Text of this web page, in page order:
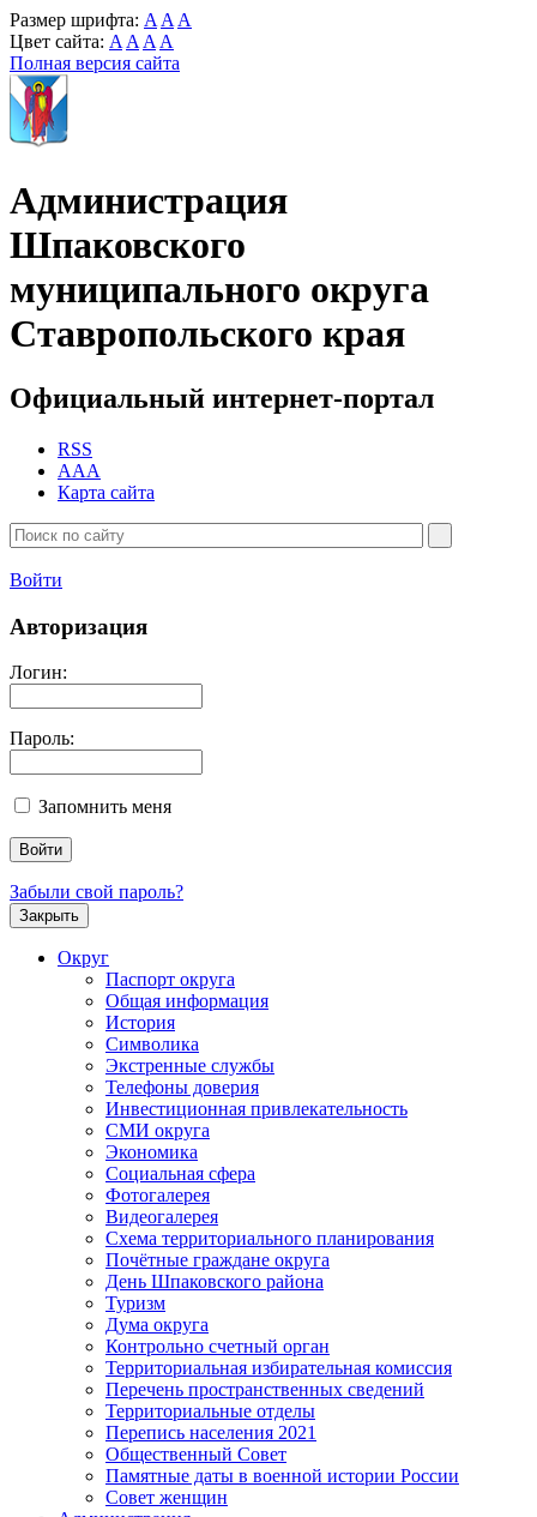
Размер шрифта: A A A
Цвет сайта: A A A A
Полная версия сайта
Администрация
Шпаковского
муниципального округа
Ставропольского края
Официальный интернет-портал
RSS
AAA
Карта сайта
Войти
Авторизация
Логин:
Пароль:
Запомнить меня
Забыли свой пароль?
Закрыть
Округ
Паспорт округа
Общая информация
История
Символика
Экстренные службы
Телефоны доверия
Инвестиционная привлекательность
СМИ округа
Экономика
Социальная сфера
Фотогалерея
Видеогалерея
Схема территориального планирования
Почётные граждане округа
День Шпаковского района
Туризм
Дума округа
Контрольно счетный орган
Территориальная избирательная комиссия
Перечень пространственных сведений
Территориальные отделы
Перепись населения 2021
Общественный Совет
Памятные даты в военной истории России
Совет женщин